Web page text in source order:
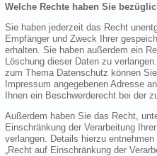
Welche Rechte haben Sie
Sie haben jederzeit das Recht
Empfänger und Zweck Ihrer
erhalten. Sie haben außerdem ein
Löschung dieser Daten zu
zum Thema Datenschutz können
Impressum angegebenen Adresse
Ihnen ein Beschwerderecht bei der
Außerdem haben Sie das Recht,
Einschränkung der Verarbeitung
verlangen. Details hierzu
„Recht auf Einschränkung der